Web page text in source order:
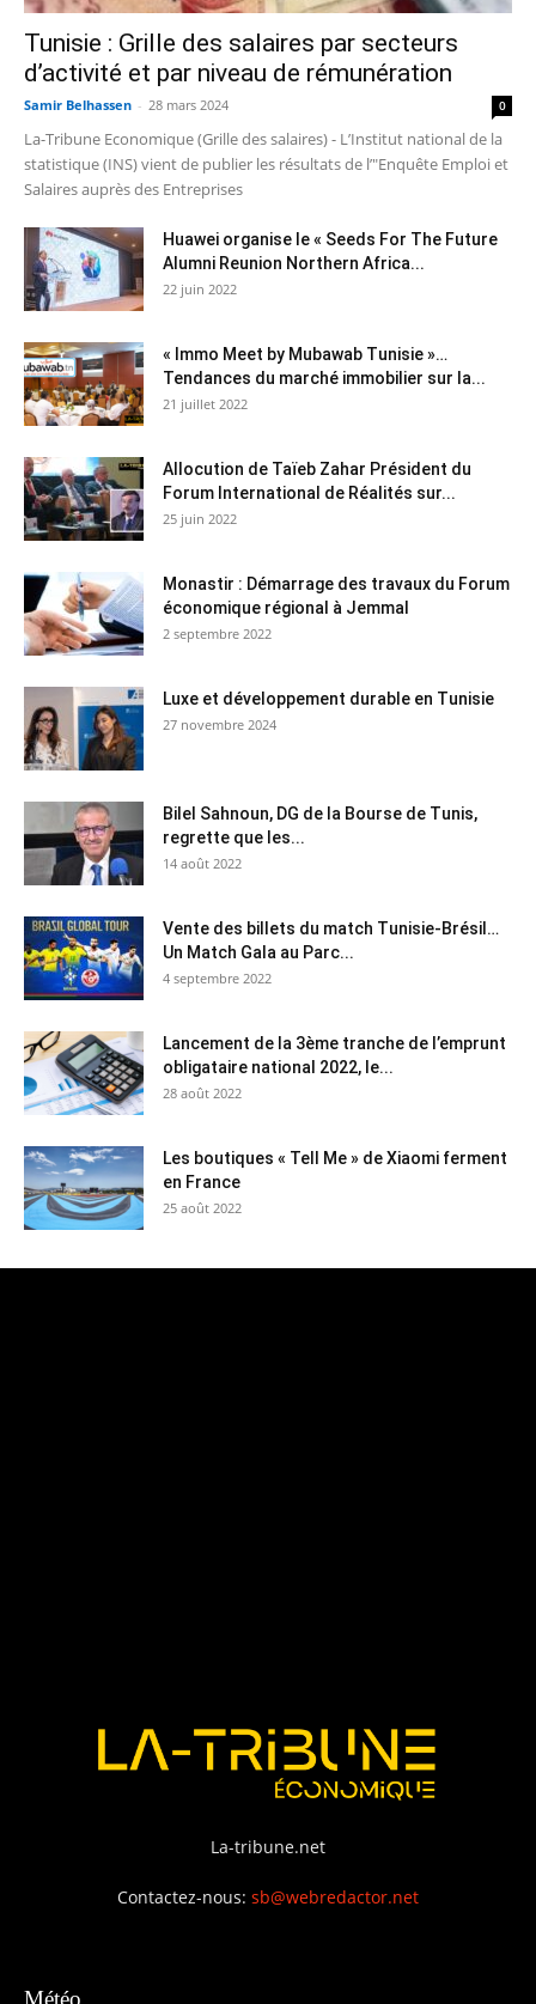
Tunisie : Grille des salaires par secteurs
d’activité et par niveau de rémunération
Samir Belhassen - 28 mars 2024 0
La-Tribune Economique (Grille des salaires) - L’Institut national de la
statistique (INS) vient de publier les résultats de l’"Enquête Emploi et
Salaires auprès des Entreprises
Huawei organise le « Seeds For The Future
Alumni Reunion Northern Africa...
22 juin 2022
« Immo Meet by Mubawab Tunisie »…
Tendances du marché immobilier sur la...
21 juillet 2022
Allocution de Taïeb Zahar Président du
Forum International de Réalités sur...
25 juin 2022
Monastir : Démarrage des travaux du Forum
économique régional à Jemmal
2 septembre 2022
Luxe et développement durable en Tunisie
27 novembre 2024
Bilel Sahnoun, DG de la Bourse de Tunis,
regrette que les...
14 août 2022
Vente des billets du match Tunisie-Brésil…
Un Match Gala au Parc...
4 septembre 2022
Lancement de la 3ème tranche de l’emprunt
obligataire national 2022, le...
28 août 2022
Les boutiques « Tell Me » de Xiaomi ferment
en France
25 août 2022
La-tribune.net
Contactez-nous: sb@webredactor.net
Météo